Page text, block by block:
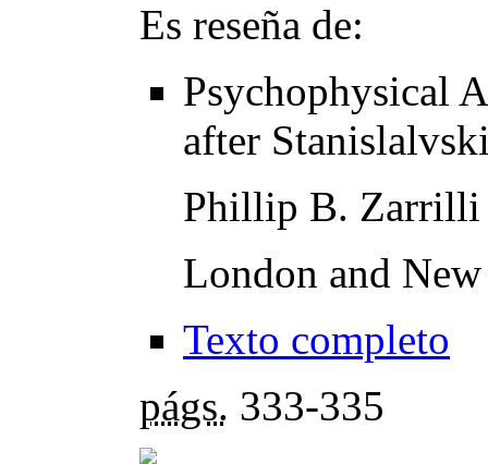
Es reseña de:
Psychophysical
after
Phillip B. Zarrilli
London and
Texto completo
págs. 333-335